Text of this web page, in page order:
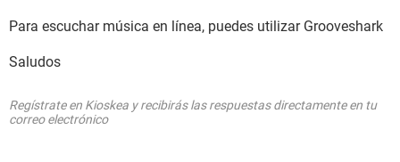
Para escuchar música en línea, puedes utilizar Grooveshark
Saludos
Regístrate en Kioskea y recibirás las respuestas directamente en tu
correo electrónico